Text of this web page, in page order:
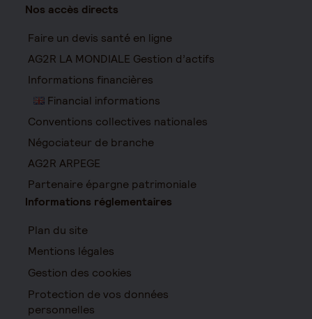
Nos accès directs
Faire un devis santé en ligne
AG2R LA MONDIALE Gestion d’actifs
Informations financières
Financial informations
Conventions collectives nationales
Négociateur de branche
AG2R ARPEGE
Partenaire épargne patrimoniale
Informations réglementaires
Plan du site
Mentions légales
Gestion des cookies
Protection de vos données
personnelles